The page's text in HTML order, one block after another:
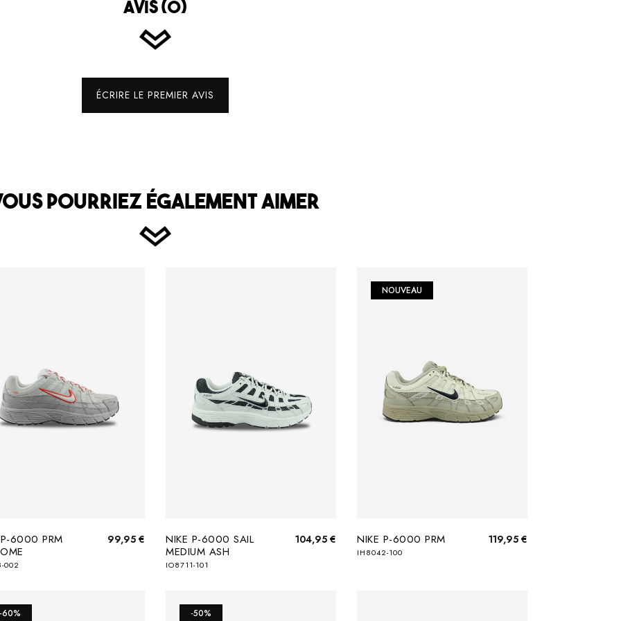
AVIS (0)
ÉCRIRE LE PREMIER AVIS
POURRIEZ ÉGALEMENT AIMER
6000 PRM
002
99,95 €
NIKE P-6000 SAIL
MEDIUM ASH
IO8711-101
104,95 € NIKE P-6000 PRM
IH8042-100
119,95 €
NOUVEAU
-60% -50%